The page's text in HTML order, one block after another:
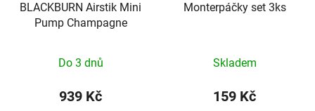
BLACKBURN Airstik Mini
Pump Champagne
Do 3 dnů
939 Kč
Monterpáčky set 3ks
Skladem
159 Kč